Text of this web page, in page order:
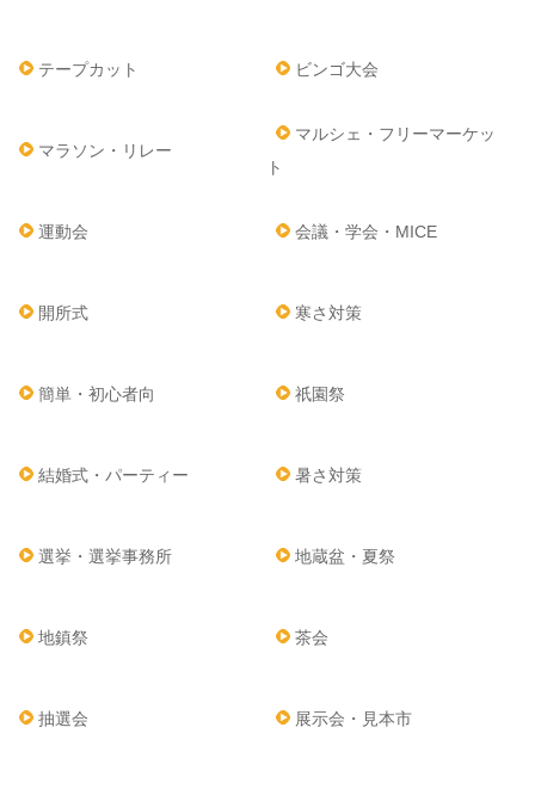
テープカット ビンゴ大会
マラソン・リレー
マルシェ・フリーマーケッ
ト
運動会 会議・学会・MICE
開所式 寒さ対策
簡単・初心者向 祇園祭
結婚式・パーティー 暑さ対策
選挙・選挙事務所 地蔵盆・夏祭
地鎮祭 茶会
抽選会 展示会・見本市